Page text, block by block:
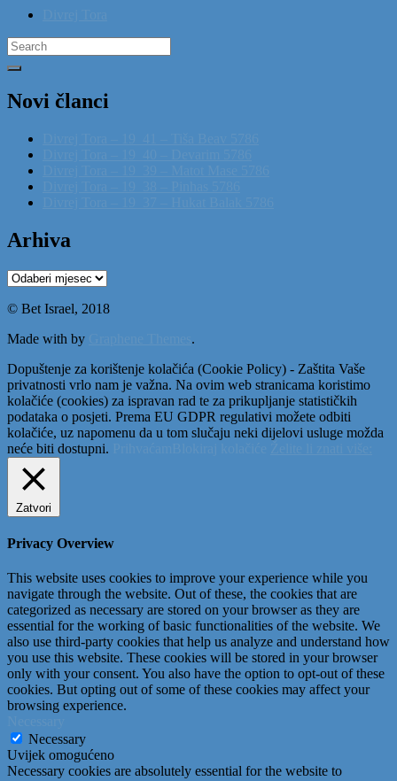
Search
for:
Novi članci
Arhiva
Arhiva
© Bet Israel, 2018
Made with by
.
Dopuštenje za korištenje kolačića (Cookie Policy) - Zaštita Vaše
privatnosti vrlo nam je važna. Na ovim web stranicama koristimo
kolačiće (cookies) za ispravan rad te za prikupljanje statističkih
podataka o posjeti. Prema EU GDPR regulativi možete odbiti
kolačiće, uz napomenu da u tom slučaju neki dijelovi usluge možda
neće biti dostupni.
Zatvori
Privacy Overview
This website uses cookies to improve your experience while you
navigate through the website. Out of these, the cookies that are
categorized as necessary are stored on your browser as they are
essential for the working of basic functionalities of the website. We
also use third-party cookies that help us analyze and understand how
you use this website. These cookies will be stored in your browser
only with your consent. You also have the option to opt-out of these
cookies. But opting out of some of these cookies may affect your
browsing experience.
Necessary
Uvijek omogućeno
Necessary cookies are absolutely essential for the website to